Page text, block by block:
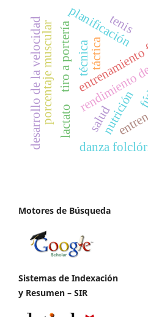
planificación
tiro a portería
porcentaje muscular táctica
saludnutrición
desarrollo de la velocidad técnica
tenis
danza
lactato
Motores de Búsqueda
Sistemas de Indexación
y Resumen – SIR